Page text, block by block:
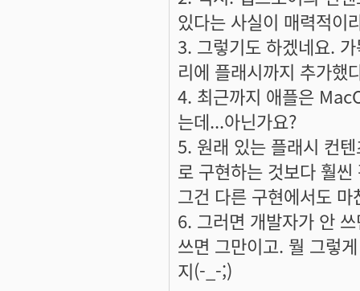
있다는 사실이 매력적이
3. 그렇기도 하겠네요.
리에 플래시까지 추가했
4. 최근까지 애플은
는데...아닌가요?
5. 원래 있는 플래시 컨
로 구현하는 것보다 훨
그건 다른 구현에서도 마
6. 그러면 개발자가 안
쓰면 그만이고. 뭘 그렇
지(-_-;)